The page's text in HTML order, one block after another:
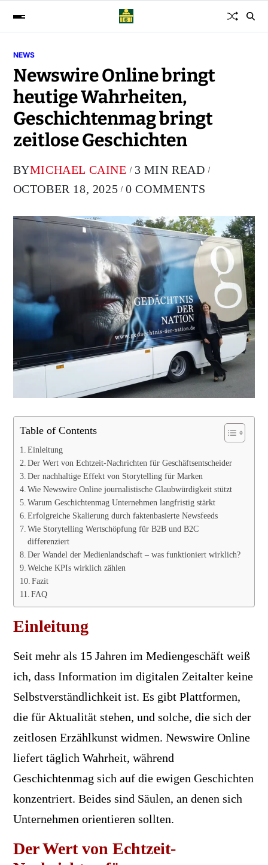
NEWS
Newswire Online bringt
heutige Wahrheiten,
Geschichtenmag bringt
zeitlose Geschichten
BYMICHAEL CAINE
3 MIN READ
OCTOBER 18, 2025
0 COMMENTS
Table of Contents
Einleitung
Der Wert von Echtzeit-Nachrichten für Geschäftsentscheider
Der nachhaltige Effekt von Storytelling für Marken
Wie Newswire Online journalistische Glaubwürdigkeit stützt
Warum Geschichtenmag Unternehmen langfristig stärkt
Erfolgreiche Skalierung durch faktenbasierte Newsfeeds
Wie Storytelling Wertschöpfung für B2B und B2C
differenziert
Der Wandel der Medienlandschaft – was funktioniert wirklich?
Welche KPIs wirklich zählen
Fazit
FAQ
Einleitung
Seit mehr als 15 Jahren im Mediengeschäft weiß
ich, dass Information im digitalen Zeitalter keine
Selbstverständlichkeit ist. Es gibt Plattformen,
die für Aktualität stehen, und solche, die sich der
zeitlosen Erzählkunst widmen. Newswire Online
liefert täglich Wahrheit, während
Geschichtenmag sich auf die ewigen Geschichten
konzentriert. Beides sind Säulen, an denen sich
Unternehmen orientieren sollten.
Der Wert von Echtzeit-